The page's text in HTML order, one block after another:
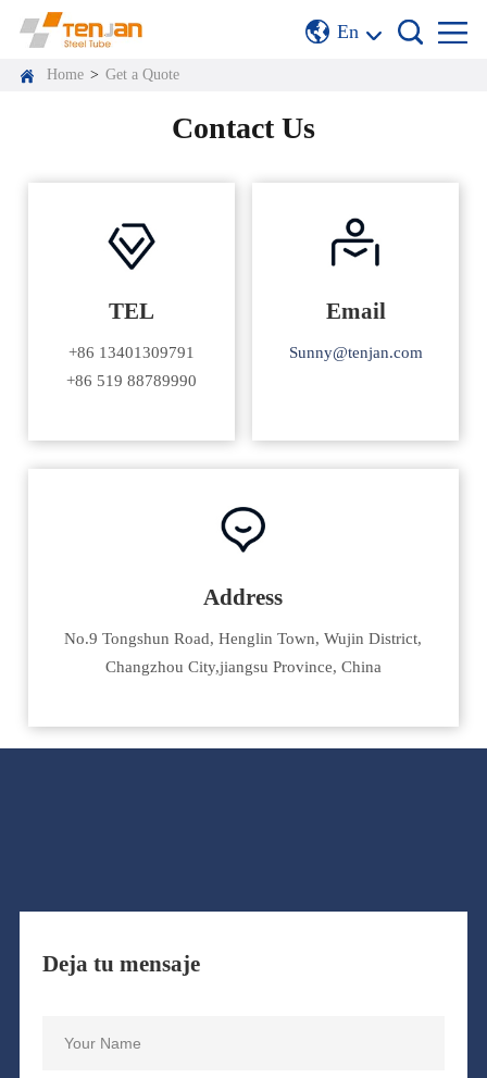
En
Home > Get a Quote
Contact Us
TEL
+86 13401309791
+86 519 88789990
Email
Sunny@tenjan.com
Address
No.9 Tongshun Road, Henglin Town, Wujin District,
Changzhou City,jiangsu Province, China
Deja tu mensaje